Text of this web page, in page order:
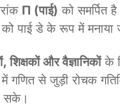
Π (पाई) को समर्पित
पाई डे के रूप में मनाया
शिक्षकों और वैज्ञानिकोंके
गणित से जुड़ी रोचक
सके।